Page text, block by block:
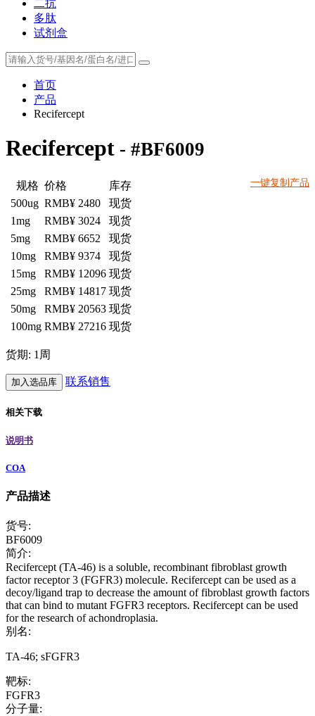
二抗
多肽
试剂盒
首页
产品
Recifercept
Recifercept - #BF6009
一键复制产品
规格 价格
库存
500ug RMB¥ 2480
现货
1mg
RMB¥ 3024
现货
5mg
RMB¥ 6652
现货
10mg
RMB¥ 9374
现货
15mg
RMB¥ 12096 现货
25mg
RMB¥ 14817 现货
50mg
RMB¥ 20563 现货
100mg RMB¥ 27216 现货
货期: 1周
加入选品库 联系销售
相关下载
说明书
COA
产品描述
货号:
BF6009
简介:
Recifercept (TA-46) is a soluble, recombinant fibroblast growth
factor receptor 3 (FGFR3) molecule. Recifercept can be used as a
decoy/ligand trap to decrease the amount of fibroblast growth factors
that can bind to mutant FGFR3 receptors. Recifercept can be used
for the research of achondroplasia.
别名:
TA-46; sFGFR3
靶标:
FGFR3
分子量: